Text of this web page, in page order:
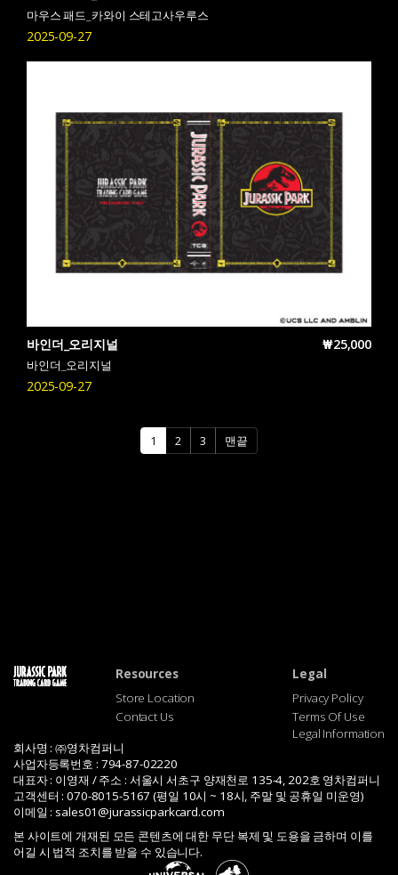
마우스 패드_카와이 스테고사우루스
2025-09-27
바인더_오리지널 ₩25,000
바인더_오리지널
2025-09-27
1 2 3 맨끝
Resources
Store Location
Contact Us
Legal
Privacy Policy
Terms Of Use
Legal Information
회사명 : ㈜영차컴퍼니
사업자등록번호 : 794-87-02220
대표자 : 이영재 / 주소 : 서울시 서초구 양재천로 135-4, 202호 영차컴퍼니
고객센터 : 070-8015-5167 (평일 10시 ~ 18시, 주말 및 공휴일 미운영)
이메일 : sales01@jurassicparkcard.com
본 사이트에 개재된 모든 콘텐츠에 대한 무단 복제 및 도용을 금하며 이를
어길 시 법적 조치를 받을 수 있습니다.